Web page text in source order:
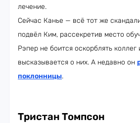
лечение.
Сейчас Канье — всё тот же
подвёл Ким, рассекретив место
Рэпер не боится оскорблять коллег
высказывается о них. А недавно он
поклонницы.
Тристан Томпсон